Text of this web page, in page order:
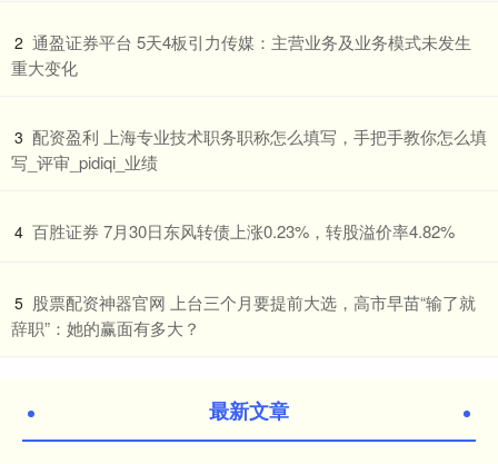
2 ​通盈证券平台 5天4板引力传媒：主营业务及业务模式未发生
重大变化
3 ​配资盈利 上海专业技术职务职称怎么填写，手把手教你怎么填
写_评审_pidiqi_业绩
4 ​百胜证券 7月30日东风转债上涨0.23%，转股溢价率4.82%
5 ​股票配资神器官网 上台三个月要提前大选，高市早苗“输了就
辞职”：她的赢面有多大？
最新文章